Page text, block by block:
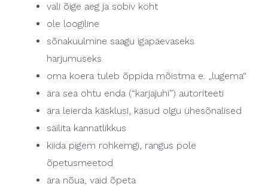
vali õige aeg ja sobiv koht
ole loogiline
sõnakuulmine saagu igapäevaseks
harjumuseks
oma koera tuleb õppida mõistma e. „lugema“
ära sea ohtu enda (“karjajuhi”) autoriteeti
ära leierda käsklusi, käsud olgu ühesõnalised
säilita kannatlikkus
kiida pigem rohkemgi, rangus pole
õpetusmeetod
ära nõua, vaid õpeta